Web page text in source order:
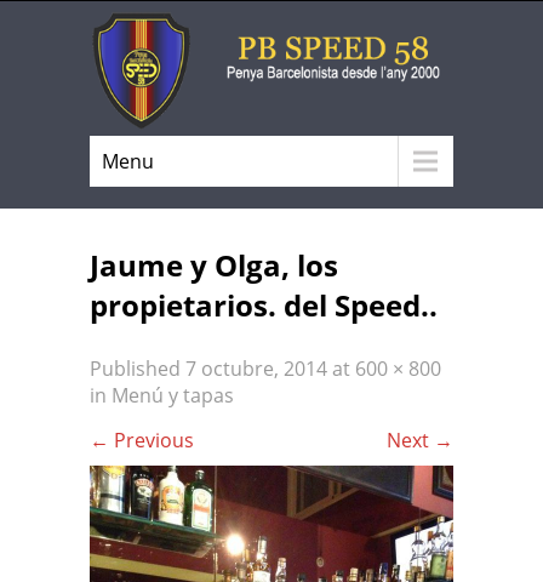
Menu
Jaume y Olga, los
propietarios. del Speed..
Published 7 octubre, 2014at 600 × 800
in Menú y tapas
← Previous Next →